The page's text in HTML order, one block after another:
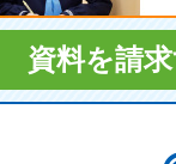
資料を請